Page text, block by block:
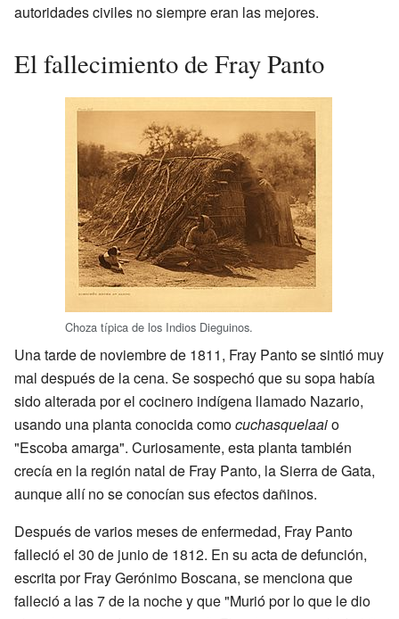
autoridades civiles no siempre eran las mejores.
El fallecimiento de Fray Panto
Choza típica de los Indios Dieguinos.
Una tarde de noviembre de 1811, Fray Panto se sintió muy
mal después de la cena. Se sospechó que su sopa había
sido alterada por el cocinero indígena llamado Nazario,
usando una planta conocida comocuchasquelaaio
"Escoba amarga". Curiosamente, esta planta también
crecía en la región natal de Fray Panto, la Sierra de Gata,
aunque allí no se conocían sus efectos dañinos.
Después de varios meses de enfermedad, Fray Panto
falleció el 30 de junio de 1812. En su acta de defunción,
escrita por Fray Gerónimo Boscana, se menciona que
falleció a las 7 de la noche y que "Murió por lo que le dio